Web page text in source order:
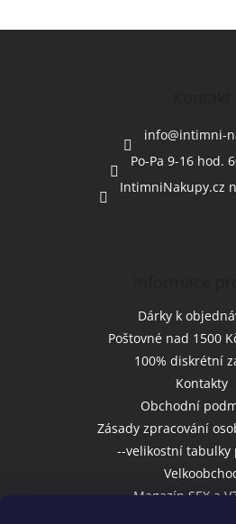
info@intimni-
Po-Pa 9-16 hod.
IntimniNakupy.cz
Dárky k
Poštovné nad 1500
100% diskrétní
Kontakty
Obchodní
Zásady zpracování
--velikostní tabulky
Magazín SEX a